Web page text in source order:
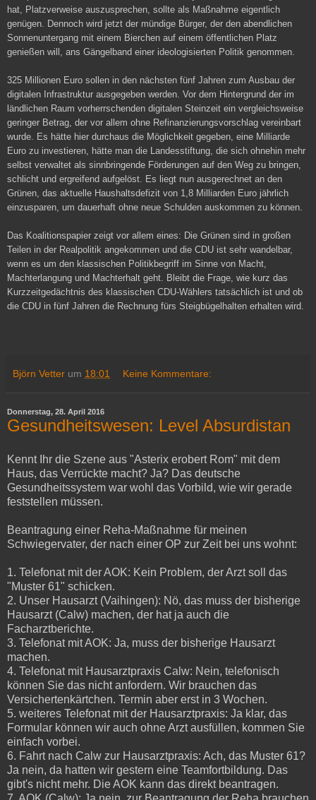
hat, Platzverweise auszusprechen, sollte als Maßnahme eigentlich
genügen. Dennoch wird jetzt der mündige Bürger, der den abendlichen
Sonnenuntergang mit einem Bierchen auf einem öffentlichen Platz
genießen will, ans Gängelband einer ideologisierten Politik genommen.
325 Millionen Euro sollen in den nächsten fünf Jahren zum Ausbau der
digitalen Infrastruktur ausgegeben werden. Vor dem Hintergrund der im
ländlichen Raum vorherrschenden digitalen Steinzeit ein vergleichsweise
geringer Betrag, der vor allem ohne Refinanzierungsvorschlag vereinbart
wurde. Es hätte hier durchaus die Möglichkeit gegeben, eine Milliarde
Euro zu investieren, hätte man die Landesstiftung, die sich ohnehin mehr
selbst verwaltet als sinnbringende Förderungen auf den Weg zu bringen,
schlicht und ergreifend aufgelöst. Es liegt nun ausgerechnet an den
Grünen, das aktuelle Haushaltsdefizit von 1,8 Milliarden Euro jährlich
einzusparen, um dauerhaft ohne neue Schulden auskommen zu können.
Das Koalitionspapier zeigt vor allem eines: Die Grünen sind in großen
Teilen in der Realpolitik angekommen und die CDU ist sehr wandelbar,
wenn es um den klassischen Politikbegriff im Sinne von Macht,
Machterlangung und Machterhalt geht. Bleibt die Frage, wie kurz das
Kurzzeitgedächtnis des klassischen CDU-Wählers tatsächlich ist und ob
die CDU in fünf Jahren die Rechnung fürs Steigbügelhalten erhalten wird.
Björn Vetter um 18:01 Keine Kommentare:
Donnerstag, 28. April 2016
Gesundheitswesen: Level Absurdistan
Kennt Ihr die Szene aus "Asterix erobert Rom" mit dem
Haus, das Verrückte macht? Ja? Das deutsche
Gesundheitssystem war wohl das Vorbild, wie wir gerade
feststellen müssen.
Beantragung einer Reha-Maßnahme für meinen
Schwiegervater, der nach einer OP zur Zeit bei uns wohnt:
1. Telefonat mit der AOK: Kein Problem, der Arzt soll das
"Muster 61" schicken.
2. Unser Hausarzt (Vaihingen): Nö, das muss der bisherige
Hausarzt (Calw) machen, der hat ja auch die
Facharztberichte.
3. Telefonat mit AOK: Ja, muss der bisherige Hausarzt
machen.
4. Telefonat mit Hausarztpraxis Calw: Nein, telefonisch
können Sie das nicht anfordern. Wir brauchen das
Versichertenkärtchen. Termin aber erst in 3 Wochen.
5. weiteres Telefonat mit der Hausarztpraxis: Ja klar, das
Formular können wir auch ohne Arzt ausfüllen, kommen Sie
einfach vorbei.
6. Fahrt nach Calw zur Hausarztpraxis: Ach, das Muster 61?
Ja nein, da hatten wir gestern eine Teamfortbildung. Das
gibt's nicht mehr. Die AOK kann das direkt beantragen.